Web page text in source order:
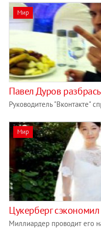
Мир
Павел Дуров
Руководитель "Вконтакте"
Мир
Цукерберг
Миллиардер проводит его